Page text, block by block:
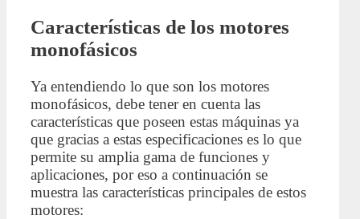
Características de los motores
monofásicos
Ya entendiendo lo que son los motores
monofásicos, debe tener en cuenta las
características que poseen estas máquinas ya
que gracias a estas especificaciones es lo que
permite su amplia gama de funciones y
aplicaciones, por eso a continuación se
muestra las características principales de estos
motores: